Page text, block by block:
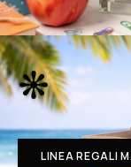
LINEA REGALI